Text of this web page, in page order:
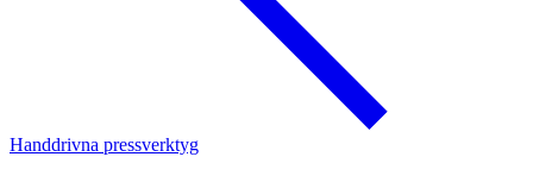
Handdrivna pressverktyg